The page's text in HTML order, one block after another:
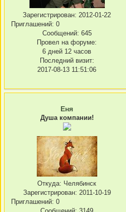
Зарегистрирован: 2012-01-22
Приглашений: 0
Сообщений: 645
Провел на форуме:
6 дней 12 часов
Последний визит:
2017-08-13 11:51:06
Еня
Душа компании!
Откуда: Челябинск
Зарегистрирован: 2011-10-19
Приглашений: 0
Сообщений: 3149